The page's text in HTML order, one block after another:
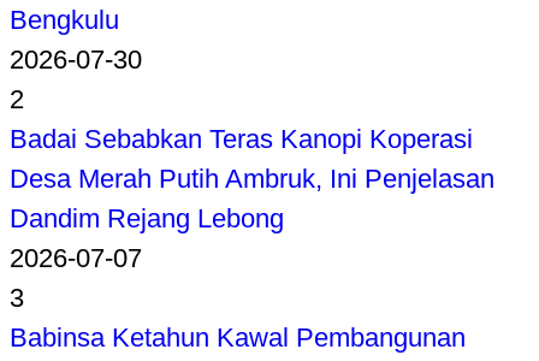
Bengkulu
2026-07-30
2
Badai Sebabkan Teras Kanopi Koperasi
Desa Merah Putih Ambruk, Ini Penjelasan
Dandim Rejang Lebong
2026-07-07
3
Babinsa Ketahun Kawal Pembangunan